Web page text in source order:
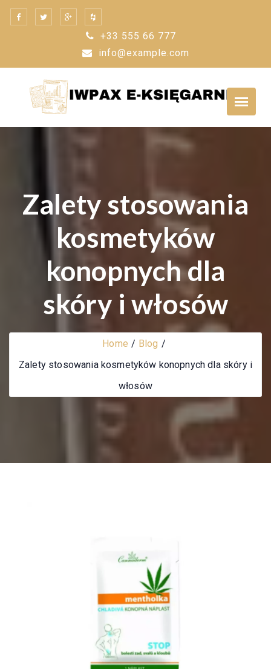
Skip
+33 555 66 777
info@example.com
Zalety stosowania
kosmetyków
konopnych dla
skóry i włosów
Home
Blog
Zalety stosowania kosmetyków konopnych dla skóry i
włosów